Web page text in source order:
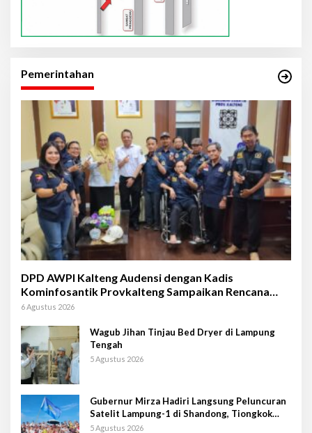
Pemerintahan
DPD AWPI Kalteng Audensi dengan Kadis
Kominfosantik Provkalteng Sampaikan Rencana
Kongnas II AWPI se-Indonesia
6 Agustus 2026
Wagub Jihan Tinjau Bed Dryer di Lampung
Tengah
5 Agustus 2026
Gubernur Mirza Hadiri Langsung Peluncuran
Satelit Lampung-1 di Shandong, Tiongkok
Timur
5 Agustus 2026